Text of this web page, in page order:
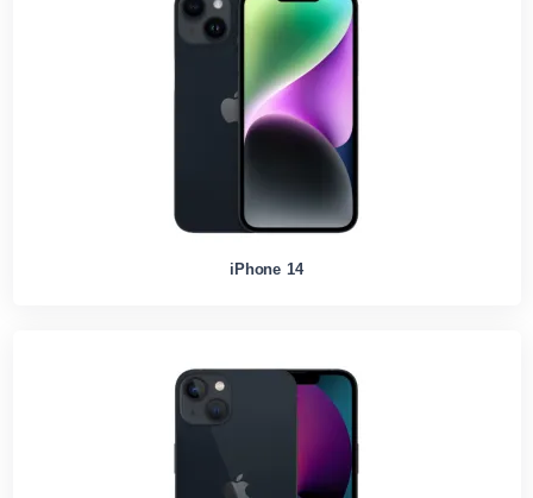
iPhone 14